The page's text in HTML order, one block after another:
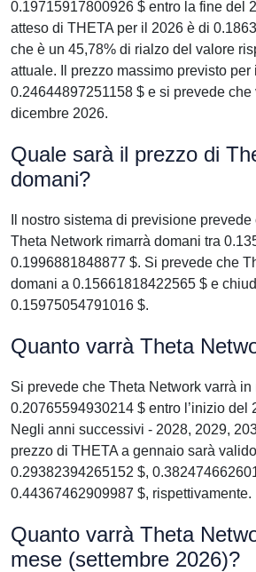
0.19715917800926 $ entro la fine del
atteso di THETA per il 2026 è di
che è un 45,78% di rialzo del valore
attuale. Il prezzo massimo previsto per
0.24644897251158 $ e si prevede
dicembre 2026.
Quale sarà il prezzo di
domani?
Il nostro sistema di previsione
Theta Network rimarrà domani tra
0.1996881848877 $. Si prevede che
domani a 0.15661818422565 $ e
0.15975054791016 $.
Quanto varrà Theta
Si prevede che Theta Network varrà in
0.20765594930214 $ entro l’inizio del
Negli anni successivi - 2028, 2029,
prezzo di THETA a gennaio sarà
0.29382394265152 $,
0.44367462909987 $, rispettivamente.
Quanto varrà Theta
mese (settembre 2026)?